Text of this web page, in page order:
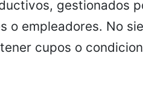
gestionados
o empleadores. No
cupos o